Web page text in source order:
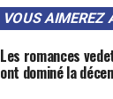
VOUS AIMEREZ
Les romances
ont dominé la